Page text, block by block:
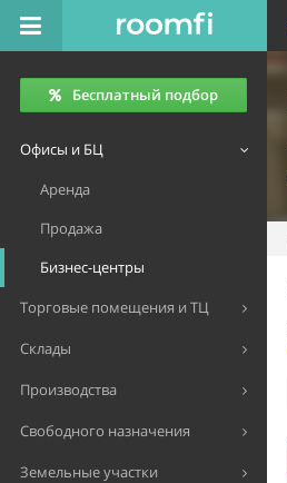
Бесплатный подбор
Офисы и БЦ
Аренда
Продажа
Бизнес-центры
Торговые помещения и ТЦ
Склады
Производства
Свободного назначения
Земельные участки